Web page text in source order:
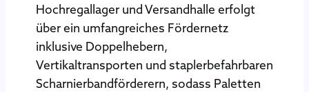
Hochregallager und Versandhalle erfolgt
über ein umfangreiches Fördernetz
inklusive Doppelhebern,
Vertikaltransporten und staplerbefahrbaren
Scharnierbandförderern, sodass Paletten